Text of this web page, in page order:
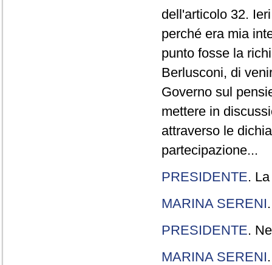
dell'articolo 32.
perché era mia
punto fosse la
Berlusconi, di
Governo sul
mettere in
attraverso le
partecipazione...
PRESIDENTE.
MARINA SERENI
PRESIDENTE.
MARINA SERENI